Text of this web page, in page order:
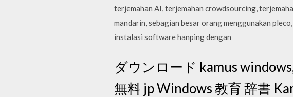
terjemahan AI, terjemahan crowdsourcing,
mandarin, sebagian besar orang menggunakan
instalasi software hanping dengan
ダウンロード kamus
無料 jp Windows 教育 辞書